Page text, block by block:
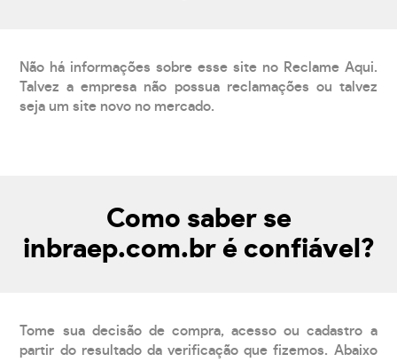
Não há informações sobre esse site no Reclame Aqui.
Talvez a empresa não possua reclamações ou talvez
seja um site novo no mercado.
Como saber se
inbraep.com.br é confiável?
Tome sua decisão de compra, acesso ou cadastro a
partir do resultado da verificação que fizemos. Abaixo